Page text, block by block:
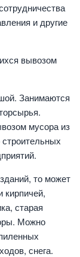
и другие
вывозом
Занимаются
мусора из
строительных
то может
кирпичей,
старая
Можно
снега.